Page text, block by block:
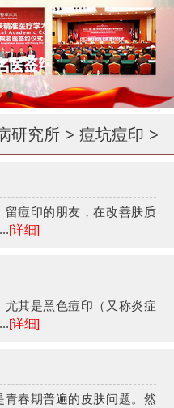
研究所 > 痘坑痘印 >
痘印的朋友，在改善肤质
[详细]
其是黑色痘印（又称炎症
[详细]
春期普遍的皮肤问题。然